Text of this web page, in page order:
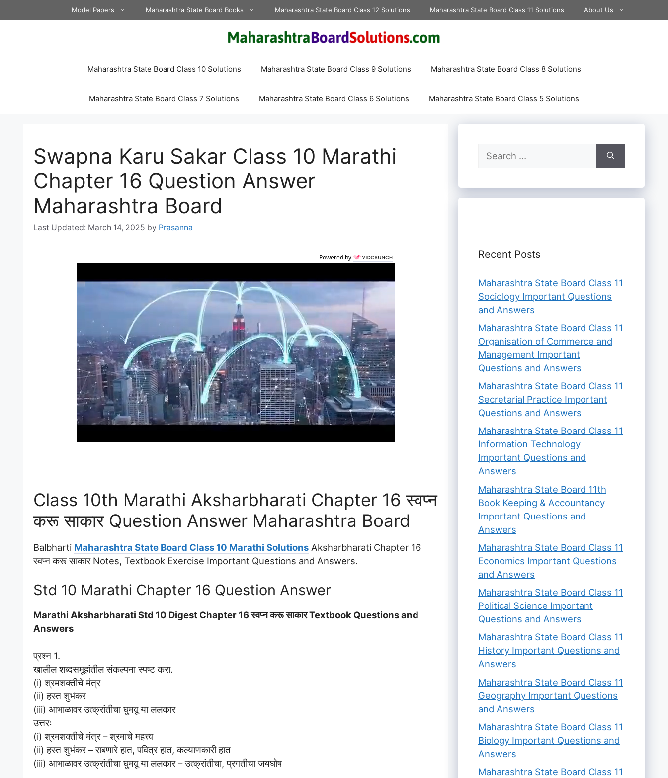
to
Model Papers Maharashtra State Board Books Maharashtra State Board Class 12 Solutions Maharashtra State Board Class 11 Solutions About Us
Maharashtra State Board Class 10 Solutions Maharashtra State Board Class 9 Solutions Maharashtra State Board Class 8 Solutions
Maharashtra State Board Class 7 Solutions Maharashtra State Board Class 6 Solutions Maharashtra State Board Class 5 Solutions
Swapna Karu Sakar Class 10 Marathi
Chapter 16 Question Answer
Maharashtra Board
March 14, 2025 by Prasanna
Powered by
Class 10th Marathi Aksharbharati Chapter 16 स्वप्न
करू साकार Question Answer Maharashtra Board
Balbharti Maharashtra State Board Class 10 Marathi Solutions Aksharbharati Chapter 16
स्वप्न करू साकार Notes, Textbook Exercise Important Questions and Answers.
Std 10 Marathi Chapter 16 Question Answer
Marathi Aksharbharati Std 10 Digest Chapter 16 स्वप्न करू साकार Textbook Questions and
Answers
प्रश्न 1.
खालील शब्दसमूहांतील संकल्पना स्पष्ट करा.
(i) श्रमशक्तीचे मंत्र
(ii) हस्त शुभंकर
(iii) आभाळावर उत्क्रांतीचा घुमवू या ललकार
उत्तरः
(i) श्रमशक्तीचे मंत्र – श्रमाचे महत्त्व
(ii) हस्त शुभंकर – राबणारे हात, पवित्र हात, कल्याणकारी हात
(iii) आभाळावर उत्क्रांतीचा घुमवू या ललकार – उत्क्रांतीचा, प्रगतीचा जयघोष
Search
for:
Recent Posts
Maharashtra State Board Class 11
Sociology Important Questions
and Answers
Maharashtra State Board Class 11
Organisation of Commerce and
Management Important
Questions and Answers
Maharashtra State Board Class 11
Secretarial Practice Important
Questions and Answers
Maharashtra State Board Class 11
Information Technology
Important Questions and
Answers
Maharashtra State Board 11th
Book Keeping & Accountancy
Important Questions and
Answers
Maharashtra State Board Class 11
Economics Important Questions
and Answers
Maharashtra State Board Class 11
Political Science Important
Questions and Answers
Maharashtra State Board Class 11
History Important Questions and
Answers
Maharashtra State Board Class 11
Geography Important Questions
and Answers
Maharashtra State Board Class 11
Biology Important Questions and
Answers
Maharashtra State Board Class 11